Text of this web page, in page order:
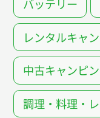
バッテリー
レンタルキャ
中古キャンピ
調理・料理・